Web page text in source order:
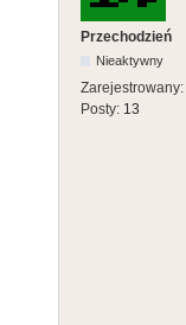
Przechodzień
Nieaktywny
Zarejestrowany:
Posty: 13